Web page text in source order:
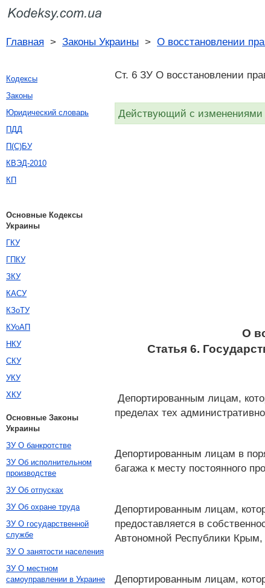
Главная > Законы Украины > О восстановлении
Ст. 6 ЗУ О восстановлении
Действующий с изменениями
О
Статья 6.
Депортированным лицам,
пределах тех
Депортированным лицам в
багажа к месту постоянного
Депортированным лицам,
предоставляется в
Автономной Республики Крым,
Депортированным лицам,
Кодексы
Законы
Юридический словарь
ПДД
П(С)БУ
КВЭД-2010
КП
Основные Кодексы
Украины
ГКУ
ГПКУ
ЗКУ
КАСУ
КЗоТУ
КУоАП
НКУ
СКУ
УКУ
ХКУ
Основные Законы
Украины
ЗУ О банкротстве
ЗУ Об исполнительном
производстве
ЗУ Об отпусках
ЗУ Об охране труда
ЗУ О государственной
службе
ЗУ О занятости населения
ЗУ О местном
самоуправлении в Украине